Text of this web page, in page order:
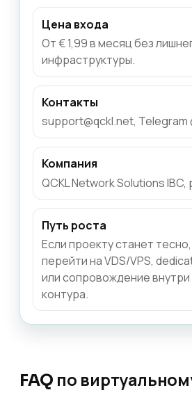
Цена входа
От € 1,99 в месяц без
инфраструктуры.
Контакты
support@qckl.net, Telegram
Компания
QCKL Network Solutions IBC,
Путь роста
Если проекту станет
перейти на VDS/VPS,
или сопровождение
контура.
FAQ по